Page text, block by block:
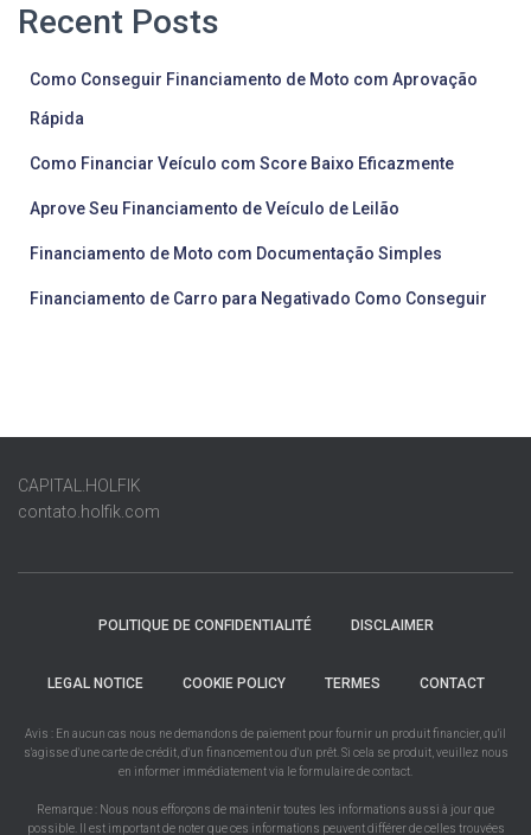
Recent Posts
Como Conseguir Financiamento de Moto com Aprovação
Rápida
Como Financiar Veículo com Score Baixo Eficazmente
Aprove Seu Financiamento de Veículo de Leilão
Financiamento de Moto com Documentação Simples
Financiamento de Carro para Negativado Como Conseguir
CAPITAL.HOLFIK
contato.holfik.com
POLITIQUE DE CONFIDENTIALITÉ DISCLAIMER
LEGAL NOTICE COOKIE POLICY TERMES CONTACT
Avis : En aucun cas nous ne demandons de paiement pour fournir un produit financier, qu'il
s'agisse d'une carte de crédit, d'un financement ou d'un prêt. Si cela se produit, veuillez nous
en informer immédiatement via le formulaire de contact.
Remarque : Nous nous efforçons de maintenir toutes les informations aussi à jour que
possible. Il est important de noter que ces informations peuvent différer de celles trouvées